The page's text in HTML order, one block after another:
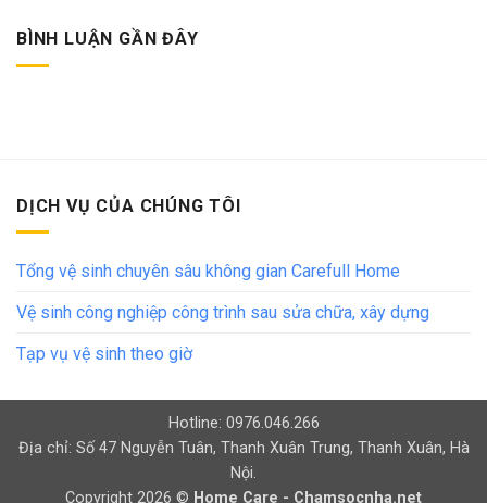
BÌNH LUẬN GẦN ĐÂY
DỊCH VỤ CỦA CHÚNG TÔI
Tổng vệ sinh chuyên sâu không gian Carefull Home
Vệ sinh công nghiệp công trình sau sửa chữa, xây dựng
Tạp vụ vệ sinh theo giờ
Hotline: 0976.046.266
Địa chỉ: Số 47 Nguyễn Tuân, Thanh Xuân Trung, Thanh Xuân, Hà
Nội.
Copyright 2026 © Home Care - Chamsocnha.net